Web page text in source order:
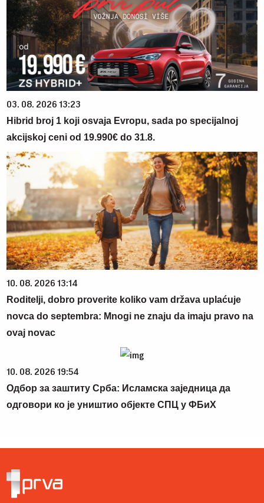
03. 08. 2026 13:23
Hibrid broj 1 koji osvaja Evropu, sada po specijalnoj
akcijskoj ceni od 19.990€ do 31.8.
10. 08. 2026 13:14
Roditelji, dobro proverite koliko vam država uplaćuje
novca do septembra: Mnogi ne znaju da imaju pravo na
ovaj novac
10. 08. 2026 19:54
Одбор за заштиту Срба: Исламска заједница да
одговори ко је уништио објекте СПЦ у ФБиХ